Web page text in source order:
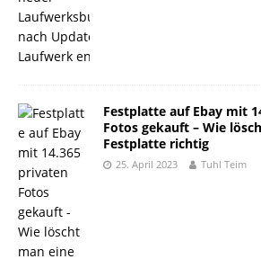
Festplatte auf Ebay mit
Fotos gekauft – Wie
Festplatte richtig
25. April 2023 Tuhl Teim